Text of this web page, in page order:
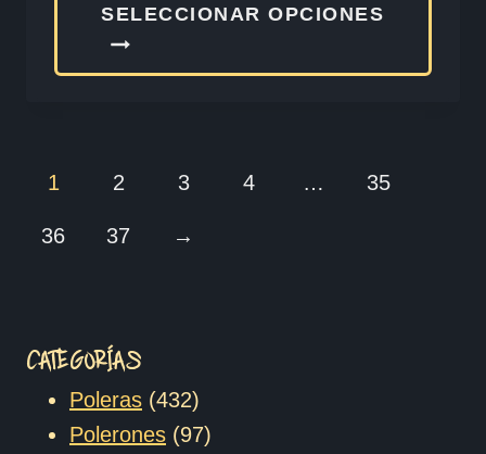
SELECCIONAR OPCIONES
tiene
1 2 3 4 … 35
36 37 →
CATEGORÍAS
Poleras 432432
productos
Polerones 9797